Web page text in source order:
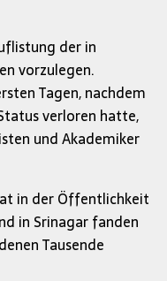
der in
vorzulegen.
Tagen, nachdem
verloren hatte,
und Akademiker
in der Öffentlichkeit
in Srinagar fanden
Tausende